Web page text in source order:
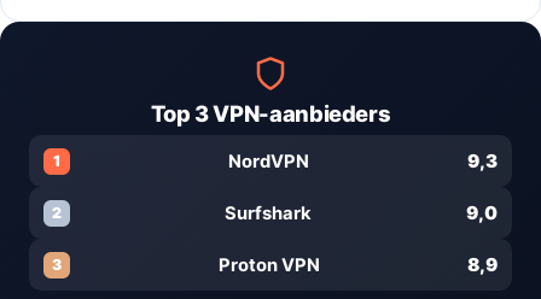
Top 3 VPN-aanbieders
1 NordVPN 9,3
2 Surfshark 9,0
3 Proton VPN 8,9